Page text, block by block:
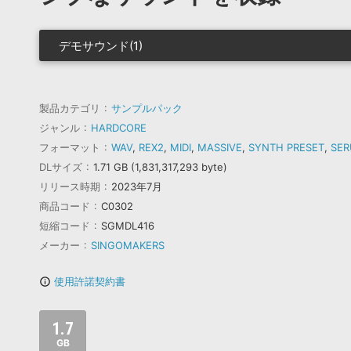
デモサウンド(1)
製品カテゴリ
サンプルパック
ジャンル
HARDCORE
フォーマット
WAV, REX2, MIDI, MASSIVE, SYNTH PRESET,
DLサイズ
1.71 GB (1,831,317,293 byte)
リリース時期
2023年7月
商品コード
C0302
短縮コード
SGMDL416
メーカー
SINGOMAKERS
info_outline 使用許諾契約書
1.7
GB